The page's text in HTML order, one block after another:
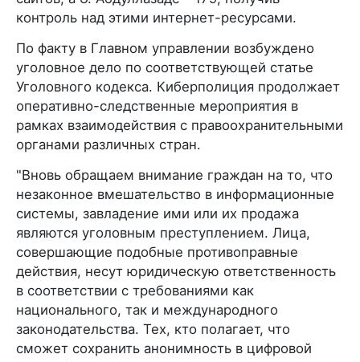
контроль над этими интернет-ресурсами.
По факту в Главном управлении возбуждено
уголовное дело по соответствующей статье
Уголовного кодекса. Киберполиция продолжает
оперативно-следственные мероприятия в
рамках взаимодействия с правоохранительными
органами различных стран.
"Вновь обращаем внимание граждан на то, что
незаконное вмешательство в информационные
системы, завладение ими или их продажа
являются уголовным преступлением. Лица,
совершающие подобные противоправные
действия, несут юридическую ответственность
в соответствии с требованиями как
национального, так и международного
законодательства. Тех, кто полагает, что
сможет сохранить анонимность в цифровой